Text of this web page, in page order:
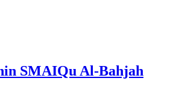
SMAIQu Al-Bahjah